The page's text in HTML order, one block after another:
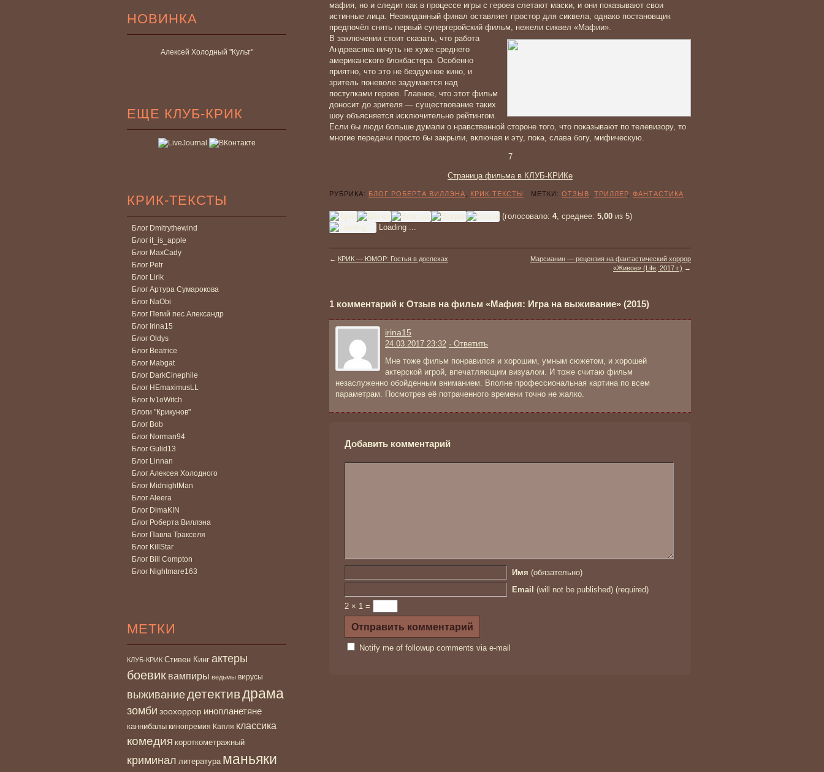
НОВИНКА
Алексей Холодный "Культ"
ЕЩЕ КЛУБ-КРИК
КРИК-ТЕКСТЫ
Блог Dmitrythewind
Блог it_is_apple
Блог MaxCady
Блог Petr
Блог Lirik
Блог Артура Сумарокова
Блог NaObi
Блог Пегий пес Александр
Блог Irina15
Блог Oldys
Блог Beatrice
Блог Mabgat
Блог DarkCinephile
Блог HEmaximusLL
Блог Iv1oWitch
Блоги "Крикунов"
Блог Bob
Блог Norman94
Блог Gulid13
Блог Linnan
Блог Алексея Холодного
Блог MidnightMan
Блог Aleera
Блог DimaKIN
Блог Роберта Виллэна
Блог Павла Тракселя
Блог KillStar
Блог Bill Compton
Блог Nightmare163
МЕТКИ
КЛУБ-КРИК Стивен Кинг актеры
боевик вампиры ведьмы вирусы
выживаниедетективдрама
зомби зоохоррор инопланетяне
каннибалы кинопремия Капля классика
комедия короткометражный
криминал литература маньяки
мафия, но и следит как в процессе игры с героев слетают маски, и они показывают свои
истинные лица. Неожиданный финал оставляет простор для сиквела, однако постановщик
предпочёл снять первый супергеройский фильм, нежели сиквел «Мафии».
В заключении стоит сказать, что работа
Андреасяна ничуть не хуже среднего
американского блокбастера. Особенно
приятно, что это не бездумное кино, и
зритель поневоле задумается над
поступками героев. Главное, что этот фильм
доносит до зрителя — существование таких
шоу объясняется исключительно рейтингом.
Если бы люди больше думали о нравственной стороне того, что показывают по телевизору, то
многие передачи просто бы закрыли, включая и эту, пока, слава богу, мифическую.
7
Страница фильма в КЛУБ-КРИКе
РУБРИКА: БЛОГ РОБЕРТА ВИЛЛЭНА КРИК-ТЕКСТЫ МЕТКИ: ОТЗЫВ ТРИЛЛЕР, ФАНТАСТИКА
(голосовало: 4, среднее: 5,00 из 5)
Loading ...
← КРИК — ЮМОР: Гостья в доспехах
Марсианин — рецензия на фантастический хоррор
«Живое» (Life, 2017 г.) →
1 комментарий к Отзыв на фильм «Мафия: Игра на выживание» (2015)
irina15
24.03.2017 23:32 · Ответить
Мне тоже фильм понравился и хорошим, умным сюжетом, и хорошей
актерской игрой, впечатляющим визуалом. И тоже считаю фильм
незаслуженно обойденным вниманием. Вполне профессиональная картина по всем
параметрам. Посмотрев её потраченного времени точно не жалко.
Добавить комментарий
Имя (обязательно)
Email (will not be published) (required)
2 × 1 =
Notify me of followup comments via e-mail